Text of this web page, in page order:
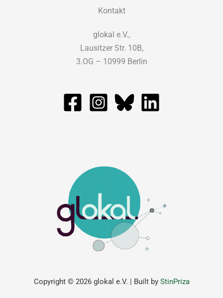
Copyright © 2026 glokal e.V. | Built by StinPriza
Kontakt
glokal e.V.,
Lausitzer Str. 10B,
3.OG – 10999 Berlin